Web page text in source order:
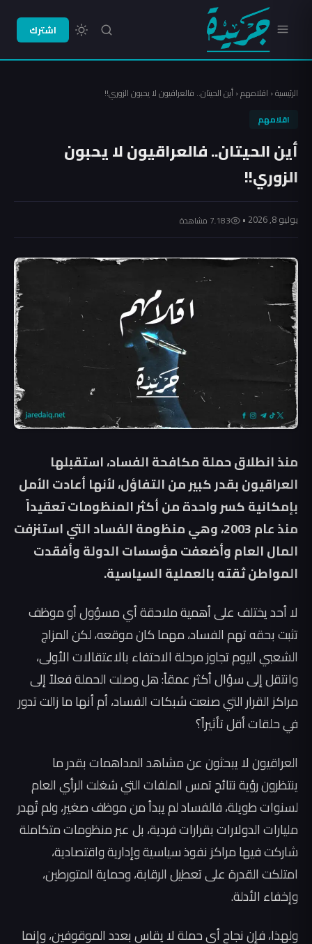
اشترك
الرئيسية‹ اقلامهم‹أين الحيتان.. فالعراقيون لا يحبون الزوري!!
اقلامهم
أين الحيتان.. فالعراقيون لا يحبون
الزوري!!
يوليو 8, 2026 • 7٬183 مشاهدة
منذ انطلاق حملة مكافحة الفساد، استقبلها
العراقيون بقدر كبير من التفاؤل، لأنها أعادت الأمل
بإمكانية كسر واحدة من أكثر المنظومات تعقيداً
منذ عام 2003، وهي منظومة الفساد التي استنزفت
المال العام وأضعفت مؤسسات الدولة وأفقدت
المواطن ثقته بالعملية السياسية.
لا أحد يختلف على أهمية ملاحقة أي مسؤول أو موظف
تثبت بحقه تهم الفساد، مهما كان موقعه، لكن المزاج
الشعبي اليوم تجاوز مرحلة الاحتفاء بالاعتقالات الأولى،
وانتقل إلى سؤال أكثر عمقاً: هل وصلت الحملة فعلاً إلى
مراكز القرار التي صنعت شبكات الفساد، أم أنها ما زالت تدور
في حلقات أقل تأثيراً؟
العراقيون لا يبحثون عن مشاهد المداهمات بقدر ما
ينتظرون رؤية نتائج تمس الملفات التي شغلت الرأي العام
لسنوات طويلة، فالفساد لم يبدأ من موظف صغير، ولم تُهدر
مليارات الدولارات بقرارات فردية، بل عبر منظومات متكاملة
شاركت فيها مراكز نفوذ سياسية وإدارية واقتصادية،
امتلكت القدرة على تعطيل الرقابة، وحماية المتورطين،
وإخفاء الأدلة.
ولهذا، فإن نجاح أي حملة لا يقاس بعدد الموقوفين، وإنما